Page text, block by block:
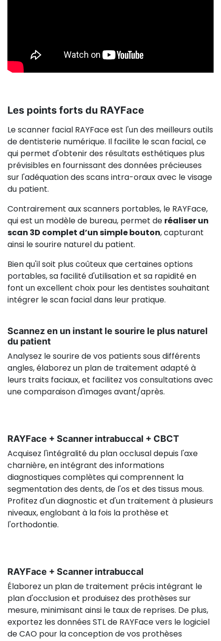
Les points forts du RAYFace
Le scanner facial RAYFace est l'un des meilleurs outils
de dentisterie numérique. Il facilite le scan facial, ce
qui permet d'obtenir des résultats esthétiques plus
prévisibles en fournissant des données précieuses
sur l'adéquation des scans intra-oraux avec le visage
du patient.
Contrairement aux scanners portables, le RAYFace,
qui est un modèle de bureau, permet de réaliser un
scan 3D complet d’un simple bouton, capturant
ainsi le sourire naturel du patient.
Bien qu'il soit plus coûteux que certaines options
portables, sa facilité d'utilisation et sa rapidité en
font un excellent choix pour les dentistes souhaitant
intégrer le scan facial dans leur pratique.
Scannez en un instant le sourire le plus naturel
du patient
Analysez le sourire de vos patients sous différents
angles, élaborez un plan de traitement adapté à
leurs traits faciaux, et facilitez vos consultations avec
une comparaison d'images avant/après.
RAYFace + Scanner intrabuccal + CBCT
Acquisez l'intégralité du plan occlusal depuis l'axe
charnière, en intégrant des informations
diagnostiques complètes qui comprennent la
segmentation des dents, de l'os et des tissus mous.
Profitez d'un diagnostic et d'un traitement à plusieurs
niveaux, englobant à la fois la prothèse et
l'orthodontie.
RAYFace + Scanner intrabuccal
Élaborez un plan de traitement précis intégrant le
plan d'occlusion et produisez des prothèses sur
mesure, minimisant ainsi le taux de reprises. De plus,
exportez les données STL de RAYFace vers le logiciel
de CAO pour la conception de vos prothèses